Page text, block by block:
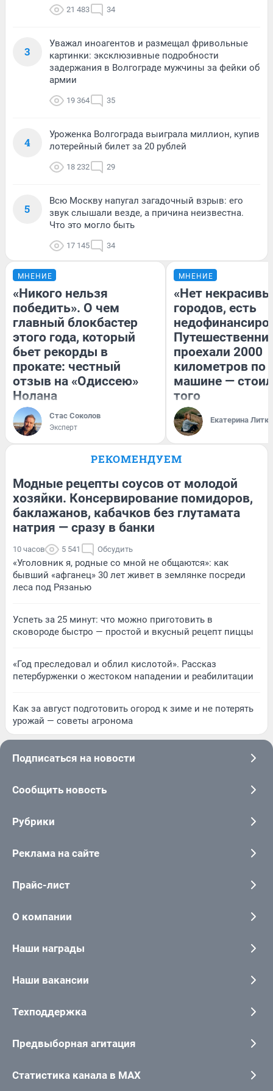
21 483 34
3
Уважал иноагентов и размещал фривольные
картинки: эксклюзивные подробности
задержания в Волгограде мужчины за фейки об
армии
19 364 35
4
Уроженка Волгограда выиграла миллион, купив
лотерейный билет за 20 рублей
18 232 29
5
Всю Москву напугал загадочный взрыв: его
звук слышали везде, а причина неизвестна.
Что это могло быть
17 145 34
МНЕНИЕ
«Никого нельзя
победить». О чем
главный блокбастер
этого года, который
бьет рекорды в
прокате: честный
отзыв на «Одиссею»
Нолана
Стас Соколов
Эксперт
МНЕНИЕ
«Нет
городов, есть
проехали 2000
километров по
машине —
того
Екатерина
РЕКОМЕНДУЕМ
Модные рецепты соусов от молодой
хозяйки. Консервирование помидоров,
баклажанов, кабачков без глутамата
натрия — сразу в банки
10 часов 5 541 Обсудить
«Уголовник я, родные со мной не общаются»: как
бывший «афганец» 30 лет живет в землянке посреди
леса под Рязанью
Успеть за 25 минут: что можно приготовить в
сковороде быстро — простой и вкусный рецепт пиццы
«Год преследовал и облил кислотой». Рассказ
петербурженки о жестоком нападении и реабилитации
Как за август подготовить огород к зиме и не потерять
урожай — советы агронома
Подписаться на новости
Сообщить новость
Рубрики
Реклама на сайте
Прайс-лист
О компании
Наши награды
Наши вакансии
Техподдержка
Предвыборная агитация
Статистика канала в MAX